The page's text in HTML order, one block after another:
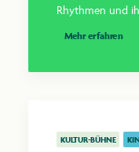
Rhythmen und
Mehr erfahren
KULTUR-BÜHNE